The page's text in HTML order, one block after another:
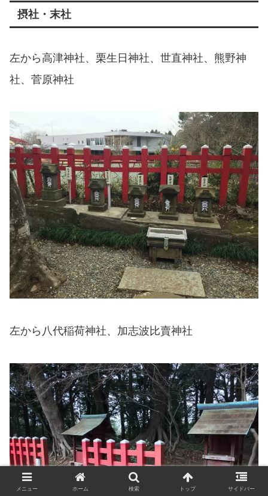
摂社・末社
左から高津神社、栗生日神社、世直神社、熊野神
社、菅原神社
左から八代稲荷神社、加志波比賣神社
メニュー ホーム 検索 トップ サイドバー